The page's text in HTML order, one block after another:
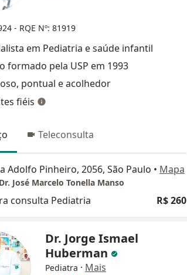
- RQE Nº: 81919
em Pediatria e saúde infantil
formado pela USP em 1993
pontual e acolhedor
fiéis
Teleconsulta
Adolfo Pinheiro, 2056, São Paulo • Mapa
José Marcelo Tonella Manso
consulta Pediatria R$ 260
Dr. Jorge Ismael
Huberman
Pediatra · Mais